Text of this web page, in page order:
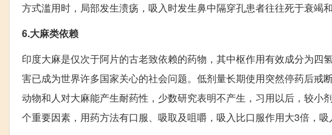
方式滥用时，局部发生溃疡，吸入时发生鼻中隔穿孔患者往往死于衰竭和
6.大麻类依赖
印度大麻是仅次于阿片的古老致依赖的药物，其中枢作用有效成分为
害已成为世界许多国家关心的社会问题。低剂量长期使用突然停药后戒
动物和人对大麻能产生耐药性，少数研究表明不产生，习用以后，较小
个重要因素，用药方法有口服、吸取及咀嚼，吸入比口服作用大3倍，